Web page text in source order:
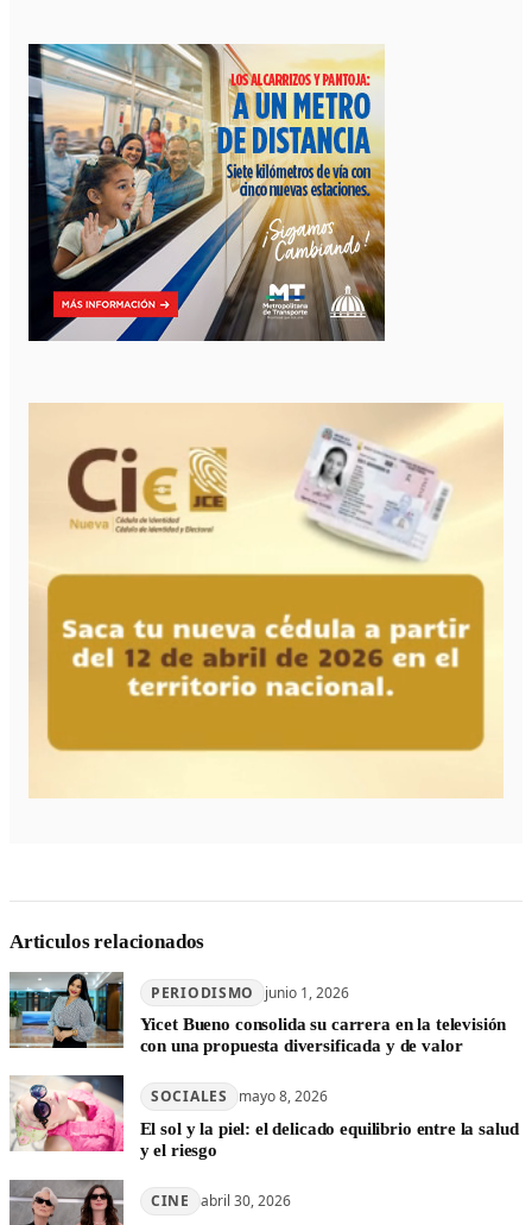
Articulos relacionados
PERIODISMO junio 1, 2026
Yicet Bueno consolida su carrera en la televisión
con una propuesta diversificada y de valor
SOCIALES mayo 8, 2026
El sol y la piel: el delicado equilibrio entre la salud
y el riesgo
CINE abril 30, 2026